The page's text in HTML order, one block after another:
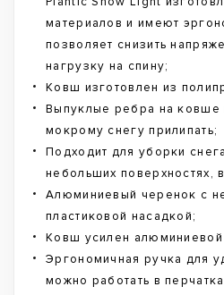
материалов и имеют
позволяет снизить
нагрузку на спину;
Ковш изготовлен из
Выпуклые ребра на ковше
мокрому снегу прилипать;
Подходит для уборки
небольших поверхностях,
Алюминиевый черенок с
пластиковой насадкой;
Ковш усилен
Эргономичная ручка для
можно работать в